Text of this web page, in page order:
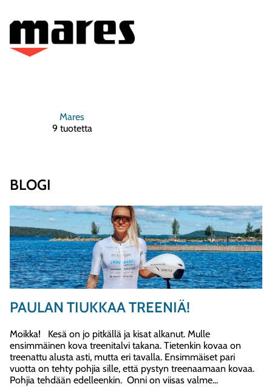
Mares
9 tuotetta
BLOGI
PAULAN TIUKKAA TREENIÄ!
Moikka! Kesä on jo pitkällä ja kisat alkanut. Mulle
ensimmäinen kova treenitalvi takana. Tietenkin kovaa on
treenattu alusta asti, mutta eri tavalla. Ensimmäiset pari
vuotta on tehty pohjia sille, että pystyn treenaamaan kovaa.
Pohjia tehdään edelleenkin. Onni on viisas valme...